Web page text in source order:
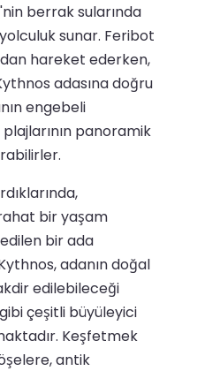
berrak sularında
sunar. Feribot
hareket ederken,
adasına doğru
engebeli
panoramik
bir yaşam
bir ada
adanın doğal
edilebileceği
gibi çeşitli büyüleyici
Keşfetmek
antik